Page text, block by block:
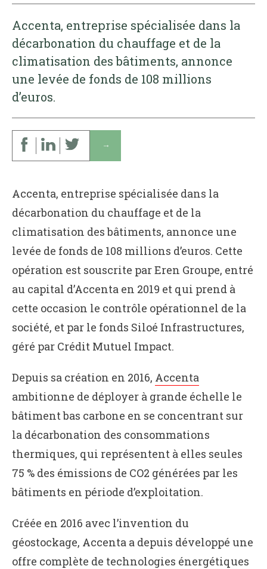
Accenta, entreprise spécialisée dans la
décarbonation du chauffage et de la
climatisation des bâtiments, annonce
une levée de fonds de 108 millions
d’euros.
↓
Accenta, entreprise spécialisée dans la
décarbonation du chauffage et de la
climatisation des bâtiments, annonce une
levée de fonds de 108 millions d’euros. Cette
opération est souscrite par Eren Groupe, entré
au capital d’Accenta en 2019 et qui prend à
cette occasion le contrôle opérationnel de la
société, et par le fonds Siloé Infrastructures,
géré par Crédit Mutuel Impact.
Depuis sa création en 2016, Accenta
ambitionne de déployer à grande échelle le
bâtiment bas carbone en se concentrant sur
la décarbonation des consommations
thermiques, qui représentent à elles seules
75 % des émissions de CO2 générées par les
bâtiments en période d’exploitation.
Créée en 2016 avec l’invention du
géostockage, Accenta a depuis développé une
offre complète de technologies énergétiques